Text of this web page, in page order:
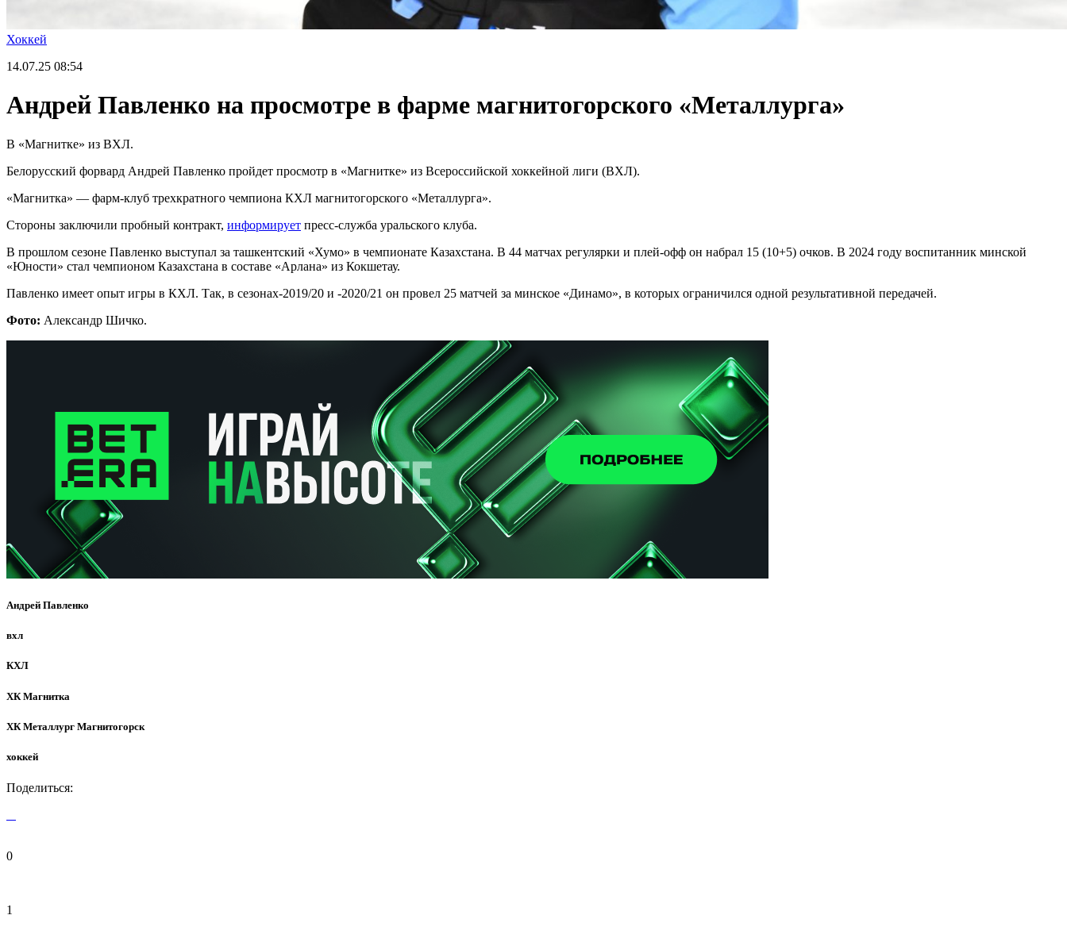
Хоккей
14.07.25 08:54
Андрей Павленко на просмотре в фарме магнитогорского «Металлурга»
В «Магнитке» из ВХЛ.
Белорусский форвард Андрей Павленко пройдет просмотр в «Магнитке» из Всероссийской хоккейной лиги (ВХЛ).
«Магнитка» — фарм-клуб трехкратного чемпиона КХЛ магнитогорского «Металлурга».
Стороны заключили пробный контракт, информирует пресс-служба уральского клуба.
В прошлом сезоне Павленко выступал за ташкентский «Хумо» в чемпионате Казахстана. В 44 матчах регулярки и плей-офф он набрал 15 (10+5) очков. В 2024 году воспитанник минской
«Юности» стал чемпионом Казахстана в составе «Арлана» из Кокшетау.
Павленко имеет опыт игры в КХЛ. Так, в сезонах-2019/20 и -2020/21 он провел 25 матчей за минское «Динамо», в которых ограничился одной результативной передачей.
Фото: Александр Шичко.
Андрей Павленко
вхл
КХЛ
ХК Магнитка
ХК Металлург Магнитогорск
хоккей
Поделиться:
0
1